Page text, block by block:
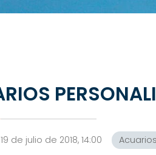
19 de julio de 2018, 14:00